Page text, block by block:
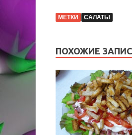
МЕТКИ САЛАТЫ
ПОХОЖИЕ